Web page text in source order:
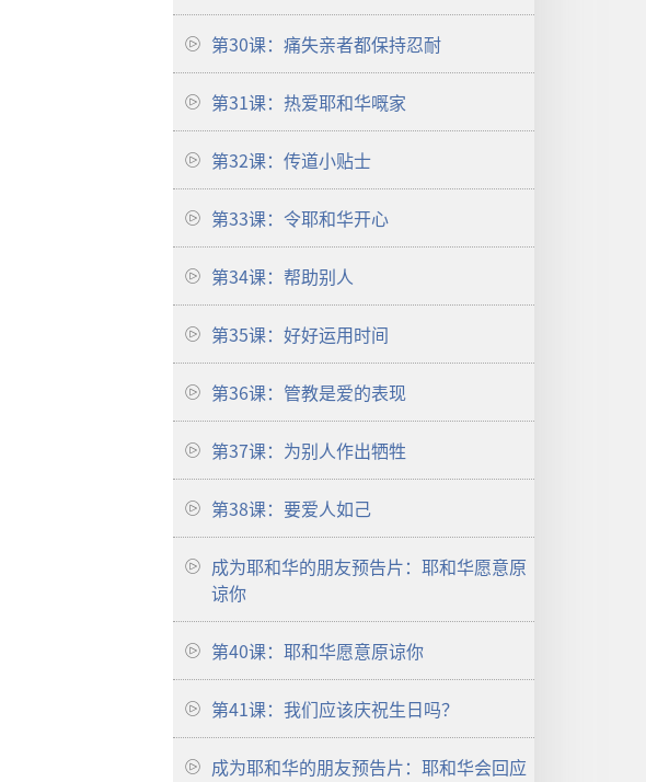
第30课：痛失亲者都保持忍耐
第31课：热爱耶和华嘅家
第32课：传道小贴士
第33课：令耶和华开心
第34课：帮助别人
第35课：好好运用时间
第36课：管教是爱的表现
第37课：为别人作出牺牲
第38课：要爱人如己
成为耶和华的朋友预告片：耶和华愿意原
谅你
第40课：耶和华愿意原谅你
第41课：我们应该庆祝生日吗？
成为耶和华的朋友预告片：耶和华会回应